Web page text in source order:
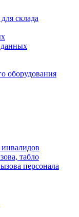
склада
данных
оборудования
табло
персонала